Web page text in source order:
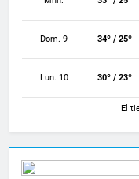
Dom. 9 34º / 25º
Lun. 10 30º / 23º
El